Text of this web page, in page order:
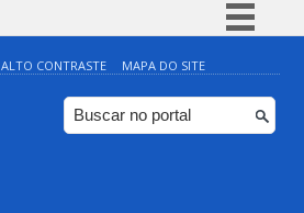
Simplifique!
Comunica BR
Participe
ALTO CONTRASTE MAPA DO SITE